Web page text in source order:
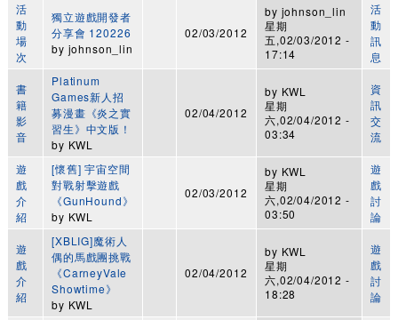
活
動
場
次
獨立遊戲開發者
分享會 120226
by johnson_lin
02/03/2012
by johnson_lin
星期
五,02/03/2012 -
17:14
活
動
訊
息
書
籍
影
音
Platinum
Games新人招
募漫畫《炎之實
習生》中文版！
by KWL
02/04/2012
by KWL
星期
六,02/04/2012 -
03:34
資
訊
交
流
遊
戲
介
紹
[懷舊] 宇宙空間
對戰射擊遊戲
《GunHound》
by KWL
02/03/2012
by KWL
星期
六,02/04/2012 -
03:50
遊
戲
討
論
遊
戲
介
紹
[XBLIG]魔術人
偶的馬戲團挑戰
《CarneyVale
Showtime》
by KWL
02/04/2012
by KWL
星期
六,02/04/2012 -
18:28
遊
戲
討
論